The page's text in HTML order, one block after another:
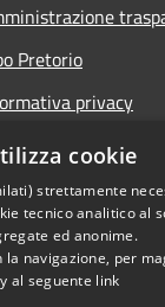
Pretorio
privacy
legali
di
di
cookie
strettamente
tecnico analitico al
ed anonime.
navigazione, per
al seguente link